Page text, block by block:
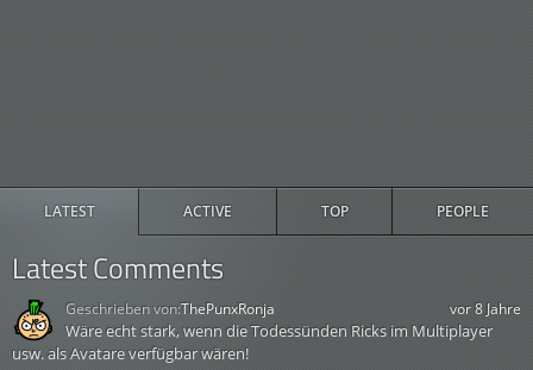
LATEST ACTIVE TOP PEOPLE
Latest Comments
vor 8 Jahre
Wäre echt stark, wenn die Todessünden Ricks im Multiplayer
usw. als Avatare verfügbar wären!
Geschrieben von:ThePunxRonja